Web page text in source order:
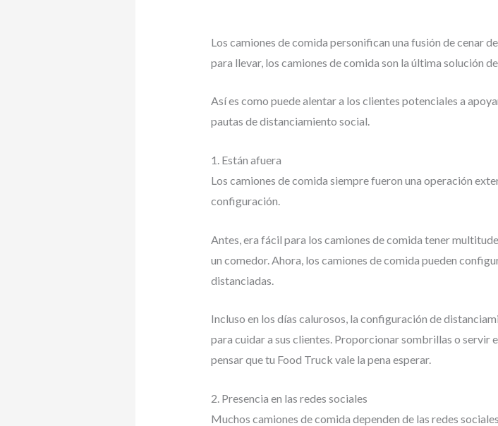
Los camiones de comida personifican una fusión de cenar
para llevar, los camiones de comida son la última solución
Así es como puede alentar a los clientes potenciales a
pautas de distanciamiento social.
1. Están afuera
Los camiones de comida siempre fueron una operación
configuración.
Antes, era fácil para los camiones de comida tener
un comedor. Ahora, los camiones de comida pueden
distanciadas.
Incluso en los días calurosos, la configuración de
para cuidar a sus clientes. Proporcionar sombrillas o servir
pensar que tu Food Truck vale la pena esperar.
2. Presencia en las redes sociales
Muchos camiones de comida dependen de las redes